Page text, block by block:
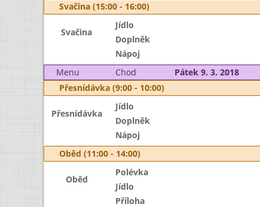
Svačina (15:00 - 16:00)
Svačina
Jídlo
Doplněk
Nápoj
Menu
Chod Pátek 9. 3. 2018
Přesnídávka (9:00 - 10:00)
Přesnídávka
Jídlo
Doplněk
Nápoj
Oběd (11:00 - 14:00)
Oběd
Polévka
Jídlo
Příloha